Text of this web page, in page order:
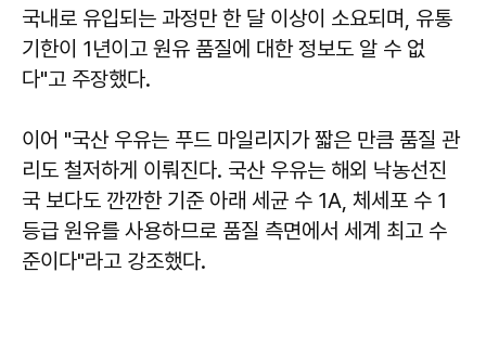
국내로 유입되는 과정만 한 달 이상이 소요되며, 유통
기한이 1년이고 원유 품질에 대한 정보도 알 수 없
다"고 주장했다.
이어 "국산 우유는 푸드 마일리지가 짧은 만큼 품질 관
리도 철저하게 이뤄진다. 국산 우유는 해외 낙농선진
국 보다도 깐깐한 기준 아래 세균 수 1A, 체세포 수 1
등급 원유를 사용하므로 품질 측면에서 세계 최고 수
준이다"라고 강조했다.